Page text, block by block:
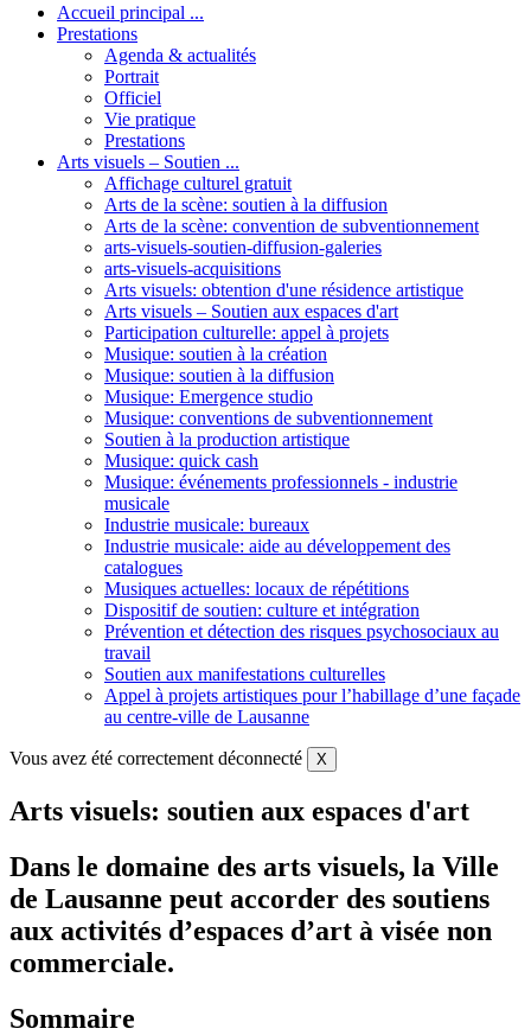
Accueil principal ...
Prestations
Agenda & actualités
Portrait
Officiel
Vie pratique
Prestations
Arts visuels – Soutien ...
Affichage culturel gratuit
Arts de la scène: soutien à la diffusion
Arts de la scène: convention de subventionnement
arts-visuels-soutien-diffusion-galeries
arts-visuels-acquisitions
Arts visuels: obtention d'une résidence artistique
Arts visuels – Soutien aux espaces d'art
Participation culturelle: appel à projets
Musique: soutien à la création
Musique: soutien à la diffusion
Musique: Emergence studio
Musique: conventions de subventionnement
Soutien à la production artistique
Musique: quick cash
Musique: événements professionnels - industrie
musicale
Industrie musicale: bureaux
Industrie musicale: aide au développement des
catalogues
Musiques actuelles: locaux de répétitions
Dispositif de soutien: culture et intégration
Prévention et détection des risques psychosociaux au
travail
Soutien aux manifestations culturelles
Appel à projets artistiques pour l’habillage d’une façade
au centre-ville de Lausanne
Vous avez été correctement déconnecté X
Arts visuels: soutien aux espaces d'art
Dans le domaine des arts visuels, la Ville
de Lausanne peut accorder des soutiens
aux activités d’espaces d’art à visée non
commerciale.
Sommaire